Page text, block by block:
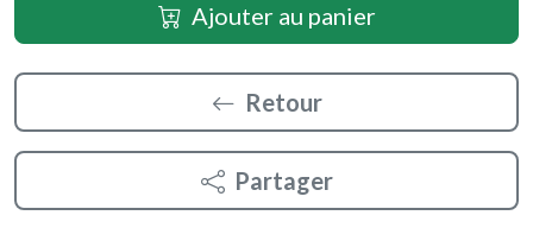
Ajouter au panier
Retour
Partager